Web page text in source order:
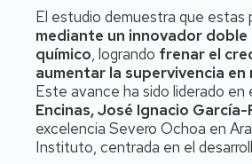
El estudio demuestra que estas
mediante un innovador doble
químico, logrando frenar el
aumentar la supervivencia en
Este avance ha sido liderado en
Encinas, José Ignacio
excelencia Severo Ochoa en
Instituto, centrada en el